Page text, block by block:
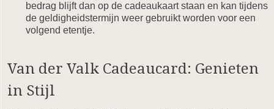
bedrag blijft dan op de cadeaukaart staan en kan tijdens
de geldigheidstermijn weer gebruikt worden voor een
volgend etentje.
Van der Valk Cadeaucard: Genieten
in Stijl